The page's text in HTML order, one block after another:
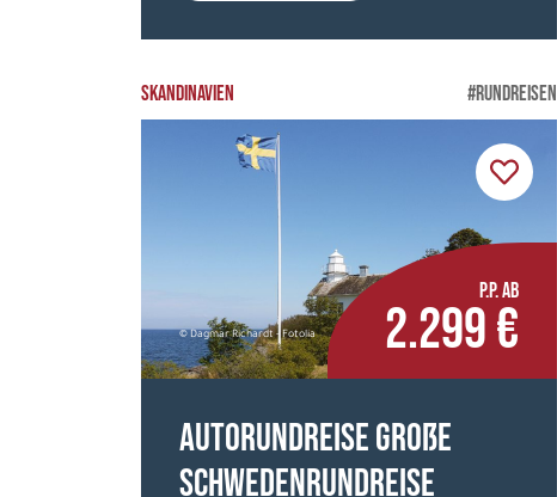
SKANDINAVIEN #RUNDREISEN
© Dagmar Richardt - Fotolia
P.P. AB
2.299 €
Autorundreise Große
Schwedenrundreise